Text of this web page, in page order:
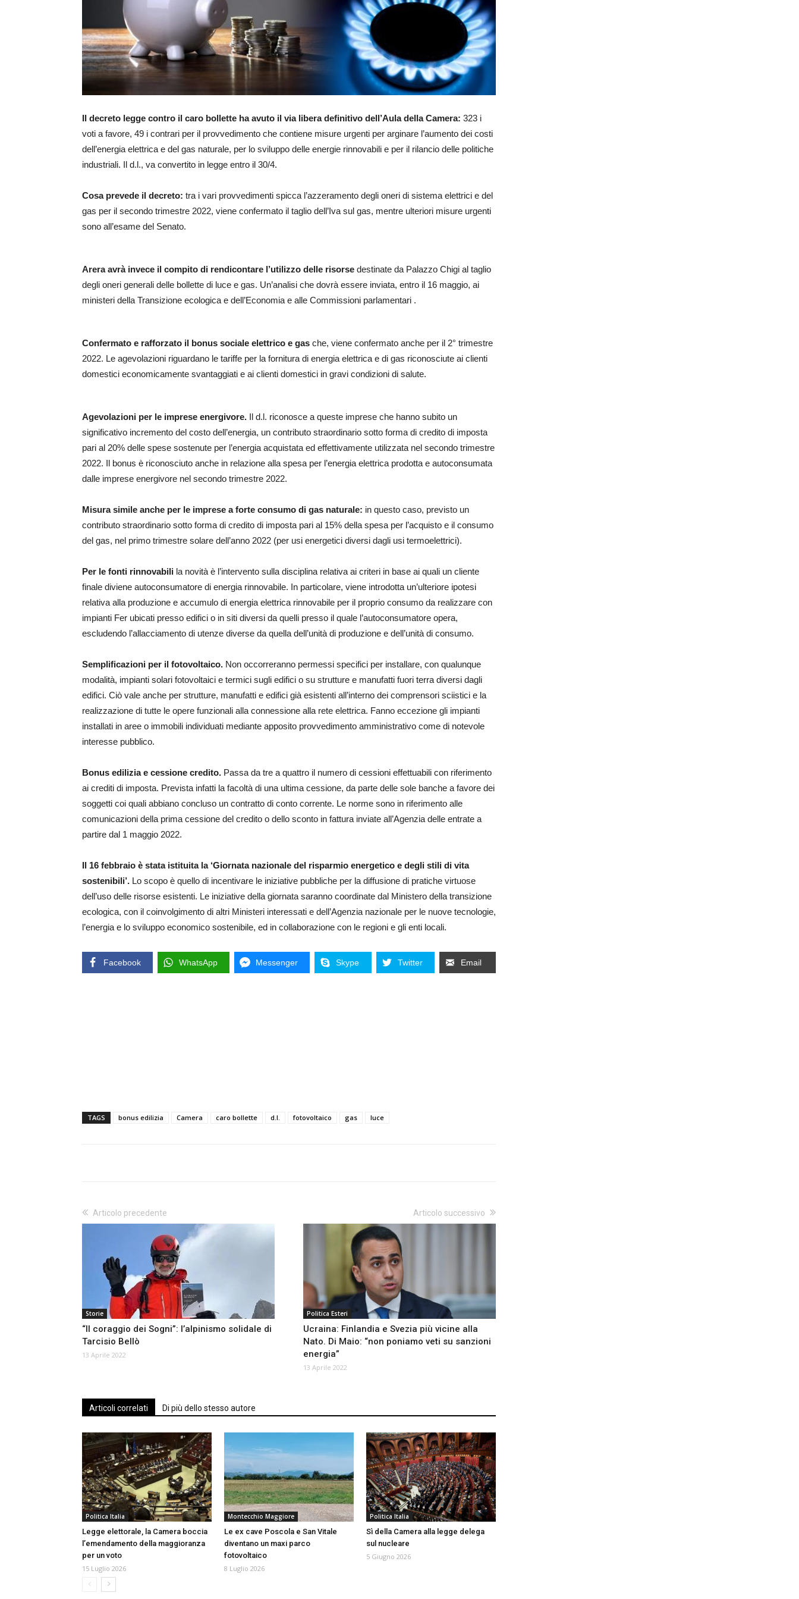
Il decreto legge contro il caro bollette ha avuto il via libera definitivo dell’Aula della Camera: 323 i
voti a favore, 49 i contrari per il provvedimento che contiene misure urgenti per arginare l’aumento dei costi
dell’energia elettrica e del gas naturale, per lo sviluppo delle energie rinnovabili e per il rilancio delle politiche
industriali. Il d.l., va convertito in legge entro il 30/4.
Cosa prevede il decreto: tra i vari provvedimenti spicca l’azzeramento degli oneri di sistema elettrici e del
gas per il secondo trimestre 2022, viene confermato il taglio dell’Iva sul gas, mentre ulteriori misure urgenti
sono all’esame del Senato.
Arera avrà invece il compito di rendicontare l’utilizzo delle risorse destinate da Palazzo Chigi al taglio
degli oneri generali delle bollette di luce e gas. Un’analisi che dovrà essere inviata, entro il 16 maggio, ai
ministeri della Transizione ecologica e dell’Economia e alle Commissioni parlamentari .
Confermato e rafforzato il bonus sociale elettrico e gas che, viene confermato anche per il 2° trimestre
2022. Le agevolazioni riguardano le tariffe per la fornitura di energia elettrica e di gas riconosciute ai clienti
domestici economicamente svantaggiati e ai clienti domestici in gravi condizioni di salute.
Agevolazioni per le imprese energivore. Il d.l. riconosce a queste imprese che hanno subito un
significativo incremento del costo dell’energia, un contributo straordinario sotto forma di credito di imposta
pari al 20% delle spese sostenute per l’energia acquistata ed effettivamente utilizzata nel secondo trimestre
2022. Il bonus è riconosciuto anche in relazione alla spesa per l’energia elettrica prodotta e autoconsumata
dalle imprese energivore nel secondo trimestre 2022.
Misura simile anche per le imprese a forte consumo di gas naturale: in questo caso, previsto un
contributo straordinario sotto forma di credito di imposta pari al 15% della spesa per l’acquisto e il consumo
del gas, nel primo trimestre solare dell’anno 2022 (per usi energetici diversi dagli usi termoelettrici).
Per le fonti rinnovabili la novità è l’intervento sulla disciplina relativa ai criteri in base ai quali un cliente
finale diviene autoconsumatore di energia rinnovabile. In particolare, viene introdotta un’ulteriore ipotesi
relativa alla produzione e accumulo di energia elettrica rinnovabile per il proprio consumo da realizzare con
impianti Fer ubicati presso edifici o in siti diversi da quelli presso il quale l’autoconsumatore opera,
escludendo l’allacciamento di utenze diverse da quella dell’unità di produzione e dell’unità di consumo.
Semplificazioni per il fotovoltaico. Non occorreranno permessi specifici per installare, con qualunque
modalità, impianti solari fotovoltaici e termici sugli edifici o su strutture e manufatti fuori terra diversi dagli
edifici. Ciò vale anche per strutture, manufatti e edifici già esistenti all’interno dei comprensori sciistici e la
realizzazione di tutte le opere funzionali alla connessione alla rete elettrica. Fanno eccezione gli impianti
installati in aree o immobili individuati mediante apposito provvedimento amministrativo come di notevole
interesse pubblico.
Bonus edilizia e cessione credito. Passa da tre a quattro il numero di cessioni effettuabili con riferimento
ai crediti di imposta. Prevista infatti la facoltà di una ultima cessione, da parte delle sole banche a favore dei
soggetti coi quali abbiano concluso un contratto di conto corrente. Le norme sono in riferimento alle
comunicazioni della prima cessione del credito o dello sconto in fattura inviate all’Agenzia delle entrate a
partire dal 1 maggio 2022.
Il 16 febbraio è stata istituita la ‘Giornata nazionale del risparmio energetico e degli stili di vita
sostenibili’. Lo scopo è quello di incentivare le iniziative pubbliche per la diffusione di pratiche virtuose
dell’uso delle risorse esistenti. Le iniziative della giornata saranno coordinate dal Ministero della transizione
ecologica, con il coinvolgimento di altri Ministeri interessati e dell’Agenzia nazionale per le nuove tecnologie,
l’energia e lo sviluppo economico sostenibile, ed in collaborazione con le regioni e gli enti locali.
Facebook WhatsApp Messenger Skype Twitter Email
TAGS bonus edilizia Camera caro bollette d.l. fotovoltaico gas luce
Articolo precedente
Storie
“Il coraggio dei Sogni”: l’alpinismo solidale di
Tarcisio Bellò
13 Aprile 2022
Articolo successivo
Politica Esteri
Ucraina: Finlandia e Svezia più vicine alla
Nato. Di Maio: “non poniamo veti su sanzioni
energia”
13 Aprile 2022
Articoli correlati Di più dello stesso autore
Politica Italia
Legge elettorale, la Camera boccia
l’emendamento della maggioranza
per un voto
15 Luglio 2026
Montecchio Maggiore
Le ex cave Poscola e San Vitale
diventano un maxi parco
fotovoltaico
8 Luglio 2026
Politica Italia
Sì della Camera alla legge delega
sul nucleare
5 Giugno 2026